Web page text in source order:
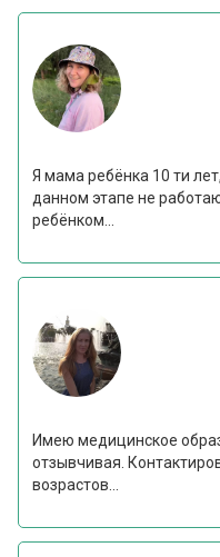
Я мама ребёнка 10 ти
данном этапе не
ребёнком...
Имею медицинское
отзывчивая.
возрастов...